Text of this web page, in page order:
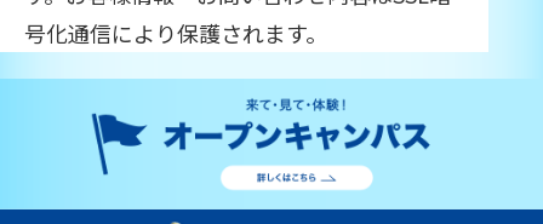
号化通信により保護されます。